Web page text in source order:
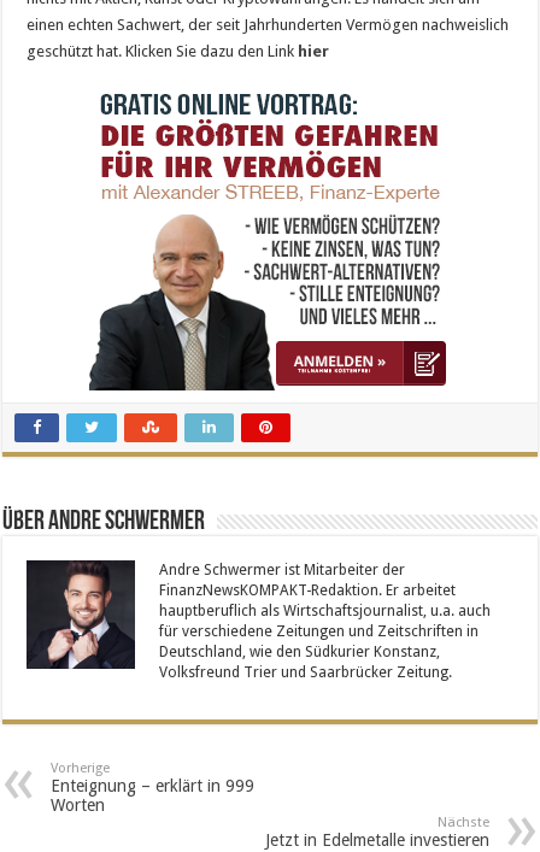
einen echten Sachwert, der seit Jahrhunderten Vermögen nachweislich
geschützt hat. Klicken Sie dazu den Link hier
Über Andre Schwermer
Andre Schwermer ist Mitarbeiter der
FinanzNewsKOMPAKT-Redaktion. Er arbeitet
hauptberuflich als Wirtschaftsjournalist, u.a. auch
für verschiedene Zeitungen und Zeitschriften in
Deutschland, wie den Südkurier Konstanz,
Volksfreund Trier und Saarbrücker Zeitung.
Vorherige
Enteignung – erklärt in 999
Worten
Nächste
Jetzt in Edelmetalle investieren